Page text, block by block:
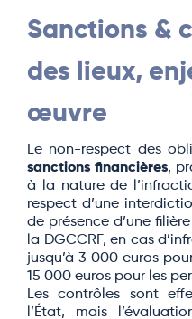
Sanctions &
des lieux,
œuvre
Le non-respect des
sanctions financières,
à la nature de
respect d’une
de présence d’une
la DGCCRF, en cas
jusqu’à 3 000 euros
15 000 euros pour les
Les contrôles sont
l’État, mais